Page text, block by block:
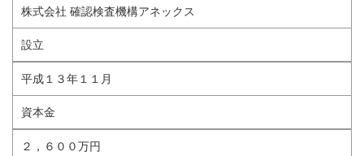
株式会社 確認検査機構アネックス
設立
平成１３年１１月
資本金
２，６００万円